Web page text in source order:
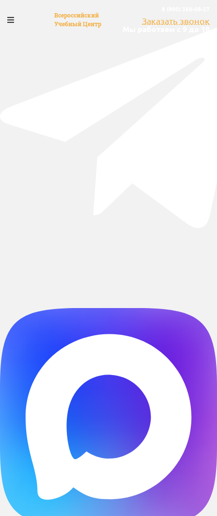
Всероссийский
Учебный Центр
Заказать звонок